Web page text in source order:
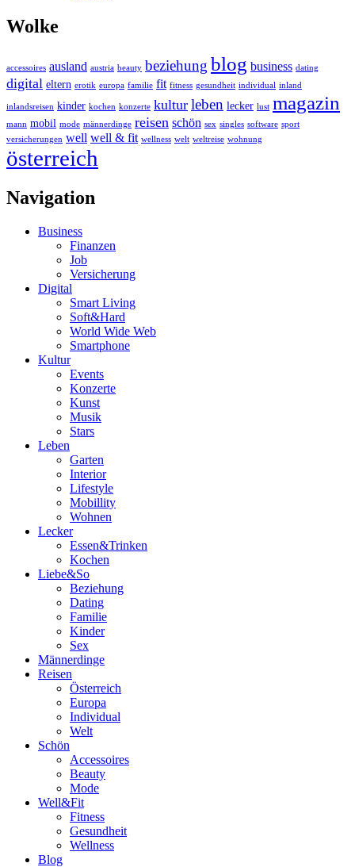
Wolke
accessoires ausland austria beauty beziehung blog business dating
digital eltern erotik europa familie fit fitness gesundheit individual inland
inlandsreisen kinder kochen konzerte kultur leben lecker lust magazin
mann mobil mode männerdinge reisen schön sex singles software sport
versicherungen well well & fit wellness welt weltreise wohnung
österreich
Navigation
Business
Finanzen
Job
Versicherung
Digital
Smart Living
Soft&Hard
World Wide Web
Smartphone
Kultur
Events
Konzerte
Kunst
Musik
Stars
Leben
Garten
Interior
Lifestyle
Mobillity
Wohnen
Lecker
Essen&Trinken
Kochen
Liebe&So
Beziehung
Dating
Familie
Kinder
Sex
Männerdinge
Reisen
Österreich
Europa
Individual
Welt
Schön
Accessoires
Beauty
Mode
Well&Fit
Fitness
Gesundheit
Wellness
Blog